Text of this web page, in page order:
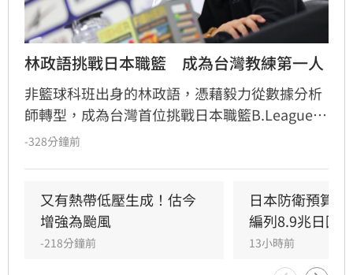
林政語挑戰日本職籃　成為台灣教練第一人
非籃球科班出身的林政語，憑藉毅力從數據分析
師轉型，成為台灣首位挑戰日本職籃B.League的
教練。他曾助新北國王奪下兩座冠軍，並在美籍
自學日文迎接挑戰，期許能在高強度的日本職籃
中磨練執教能力，成為國際級教練，未來更希望
能將寶貴的海外執教經驗帶回台灣，為本土籃壇
注入新氣象，實踐深耕籃球的長遠目標。
-328分鐘前
又有熱帶低壓生成！估今
增強為颱風
-218分鐘前
日本防衛預算
編列8.9兆日圓
13小時前